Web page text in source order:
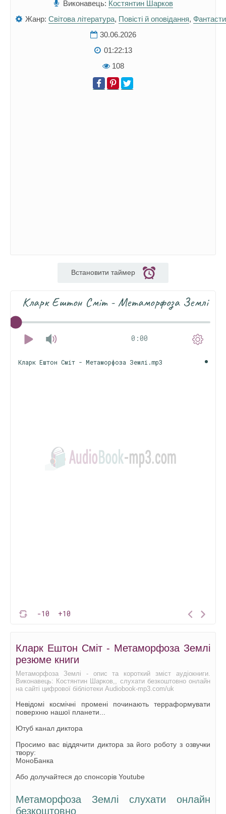
Виконавець: Костянтин Шарков
Жанр: Світова література, Повісті й оповідання,
30.06.2026
01:22:13
108
Встановити таймер
Кларк Ештон Сміт - Метаморфоза Землі
0:00
-10 +10
Кларк Ештон Сміт - Метаморфоза Землі.mp3
Кларк Ештон Сміт - Метаморфоза Землі
резюме книги
Метаморфоза Землі - опис та короткий зміст аудіокниги.
Виконавець: Костянтин Шарков,, слухати безкоштовно онлайн
на сайті цифрової бібліотеки Audiobook-mp3.com/uk
Невідомі космічні промені починають терраформувати
поверхню нашої планети...
Ютуб канал диктора
Просимо вас віддячити диктора за його роботу з озвучки
твору:
МоноБанка
Або долучайтеся до спонсорів Youtube
Метаморфоза Землі слухати онлайн
безкоштовно